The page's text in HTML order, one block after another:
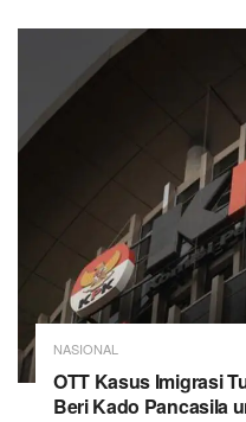
NASIONAL
OTT Kasus Imigrasi
Beri Kado Pancasila